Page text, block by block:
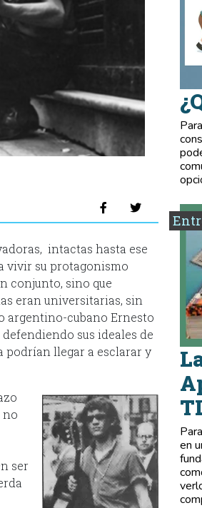
intactas hasta ese
vivir su protagonismo
conjunto, sino que
eran universitarias, sin
argentino-cubano Ernesto
defendiendo sus ideales de
podrían llegar a esclarar y
no
ser
en